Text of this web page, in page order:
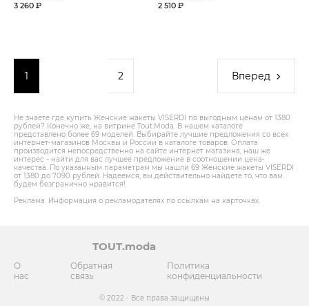
3 260 ₽ 2 510 ₽
1 2 Вперед
Не знаете где купить Женские жакеты VISERDI по выгодным ценам от 1380
рублей? Конечно же, на витрине Tout.Modа. В нашем каталоге
представлено более 69 моделей. Выбирайте лучшие предложения со всех
интернет-магазинов Москвы и России в каталоге товаров. Оплата
производится непосредственно на сайте интернет магазина, наш же
интерес - найти для вас лучшее предложение в соотношении цена-
качества. По указанным параметрам мы нашли 69 Женские жакеты VISERDI
от 1380 до 7090 рублей. Надеемся, вы действительно найдете то, что вам
будем безгранично нравится!
Реклама. Информация о рекламодателях по ссылкам на карточках.
TOUT.moda
О
нас
Обратная
связь
Политика
конфиденциальности
© 2022 - Все права защищены